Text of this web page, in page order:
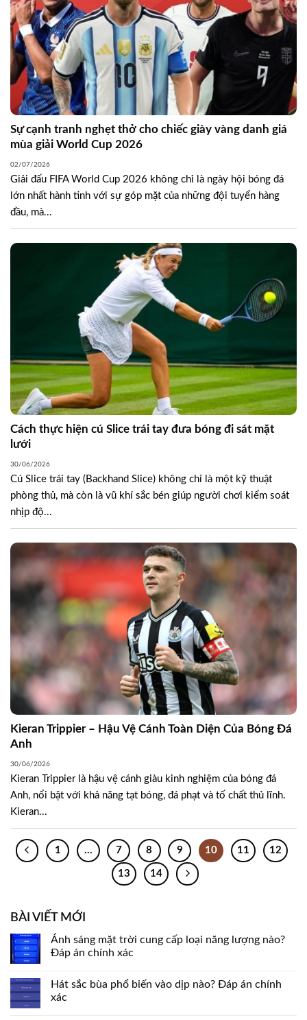
Sự cạnh tranh nghẹt thở cho chiếc giày vàng danh giá
mùa giải World Cup 2026
02/07/2026
Giải đấu FIFA World Cup 2026 không chỉ là ngày hội bóng đá
lớn nhất hành tinh với sự góp mặt của những đội tuyển hàng
đầu, mà...
Cách thực hiện cú Slice trái tay đưa bóng đi sát mặt
lưới
30/06/2026
Cú Slice trái tay (Backhand Slice) không chỉ là một kỹ thuật
phòng thủ, mà còn là vũ khí sắc bén giúp người chơi kiểm soát
nhịp độ...
Kieran Trippier – Hậu Vệ Cánh Toàn Diện Của Bóng Đá
Anh
30/06/2026
Kieran Trippier là hậu vệ cánh giàu kinh nghiệm của bóng đá
Anh, nổi bật với khả năng tạt bóng, đá phạt và tố chất thủ lĩnh.
Kieran...
1 … 7 8 9 10 11 12
13 14
BÀI VIẾT MỚI
Ánh sáng mặt trời cung cấp loại năng lượng nào?
Đáp án chính xác
Hát sắc bùa phổ biến vào dịp nào? Đáp án chính
xác